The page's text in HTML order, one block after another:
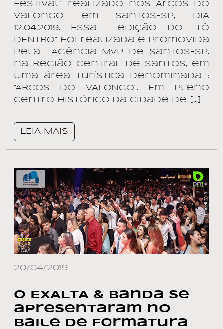
Festival” realizado nos Arcos do
Valongo em Santos-SP, DIA
12.04.2019. Essa edição do “TÔ
DENTRO” foi realizada e promovida
pela Agência MVP de Santos-SP.
na Região Central de Santos, em
uma área Turística denominada :
“ARCOS DO VALONGO”. Em pleno
Centro Histórico da Cidade de […]
LEIA MAIS
20/04/2019
O EXALTA & Banda se
apresentaram no
Baile de Formatura